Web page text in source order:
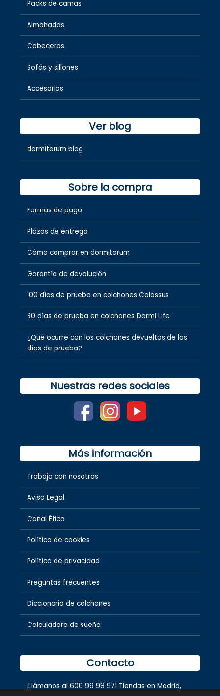
Packs de camas
Almohadas
Cabeceros
Sofás y sillones
Accesorios
Ver blog
dormitorum blog
Sobre la compra
Formas de pago
Plazos de entrega
Cómo comprar en dormitorum
Garantía de devolución
100 días de prueba en colchones Colossus
30 días de prueba en colchones Dormi Life
¿Qué ocurre con los colchones devueltos de los
días de prueba?
Nuestras redes sociales
Más información
Trabaja con nosotros
Aviso Legal
Canal Ético
Política de cookies
Política de privacidad
Preguntas frecuentes
Diccionario de colchones
Calculadora de sueño
Contacto
¡Llámanos al 600 99 98 97! Tiendas en Madrid,